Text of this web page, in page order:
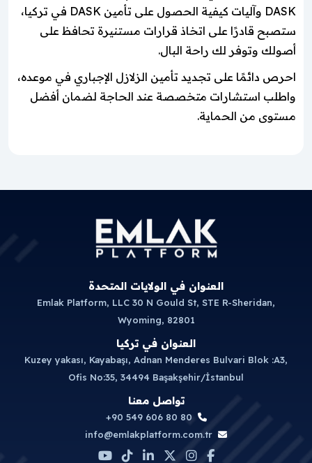
DASK وآليات كيفية الحصول على تأمين DASK في تركيا،
ستصبح قادرًا على اتخاذ قرارات مستنيرة تحافظ على
أصولك وتوفر لك راحة البال.
احرص دائمًا على تجديد تأمين الزلازل الإجباري في موعده،
واطلب استشارات متخصصة عند الحاجة لضمان أفضل
مستوى من الحماية.
العنوان في الولايات المتحدة
Emlak Platform, LLC 30 N Gould St, STE R-Sheridan,
Wyoming, 82801
العنوان في تركيا
Kuzey yakası, Kayabaşı, Adnan Menderes Bulvari Blok :A3,
Ofis No:35, 34494 Başakşehir/İstanbul
تواصل معنا
+90 549 606 80 80
info@emlakplatform.com.tr